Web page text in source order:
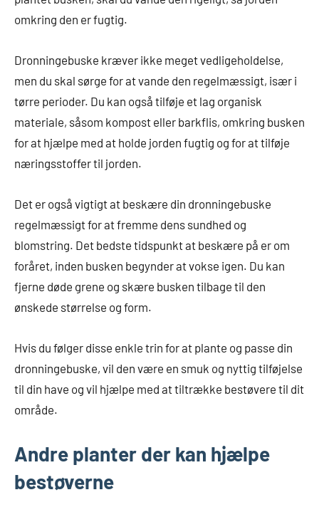
omkring den er fugtig.
Dronningebuske kræver ikke meget vedligeholdelse,
men du skal sørge for at vande den regelmæssigt, især i
tørre perioder. Du kan også tilføje et lag organisk
materiale, såsom kompost eller barkflis, omkring busken
for at hjælpe med at holde jorden fugtig og for at tilføje
næringsstoffer til jorden.
Det er også vigtigt at beskære din dronningebuske
regelmæssigt for at fremme dens sundhed og
blomstring. Det bedste tidspunkt at beskære på er om
foråret, inden busken begynder at vokse igen. Du kan
fjerne døde grene og skære busken tilbage til den
ønskede størrelse og form.
Hvis du følger disse enkle trin for at plante og passe din
dronningebuske, vil den være en smuk og nyttig tilføjelse
til din have og vil hjælpe med at tiltrække bestøvere til dit
område.
Andre planter der kan hjælpe
bestøverne